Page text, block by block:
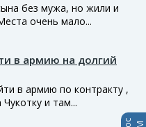
без мужа, но жили и
очень мало...
в армию на долгий
в армию по контракту ,
и там...